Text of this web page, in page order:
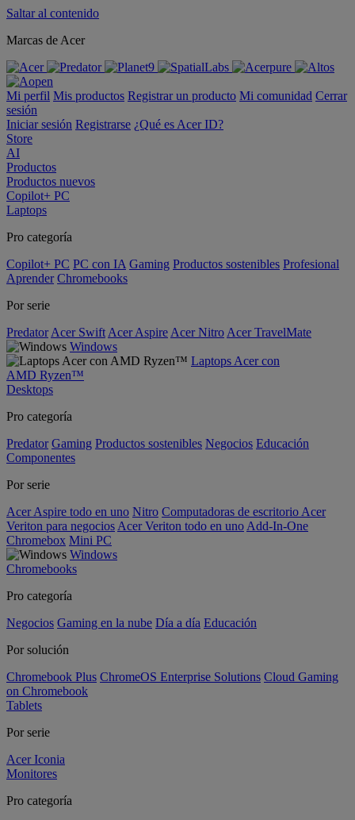
Saltar al contenido
Marcas de Acer
Mi perfil Mis productos Registrar un producto Mi comunidad Cerrar
sesión
Iniciar sesión Registrarse ¿Qué es Acer ID?
Store
AI
Productos
Productos nuevos
Copilot+ PC
Laptops
Pro categoría
Copilot+ PC PC con IA Gaming Productos sostenibles Profesional
Aprender Chromebooks
Por serie
Predator Acer Swift Acer Aspire Acer Nitro Acer TravelMate
Windows
Laptops Acer con
AMD Ryzen™
Desktops
Pro categoría
Predator Gaming Productos sostenibles Negocios Educación
Componentes
Por serie
Acer Aspire todo en uno Nitro Computadoras de escritorio Acer
Veriton para negocios Acer Veriton todo en uno Add-In-One
Chromebox Mini PC
Windows
Chromebooks
Pro categoría
Negocios Gaming en la nube Día a día Educación
Por solución
Chromebook Plus ChromeOS Enterprise Solutions Cloud Gaming
on Chromebook
Tablets
Por serie
Acer Iconia
Monitores
Pro categoría